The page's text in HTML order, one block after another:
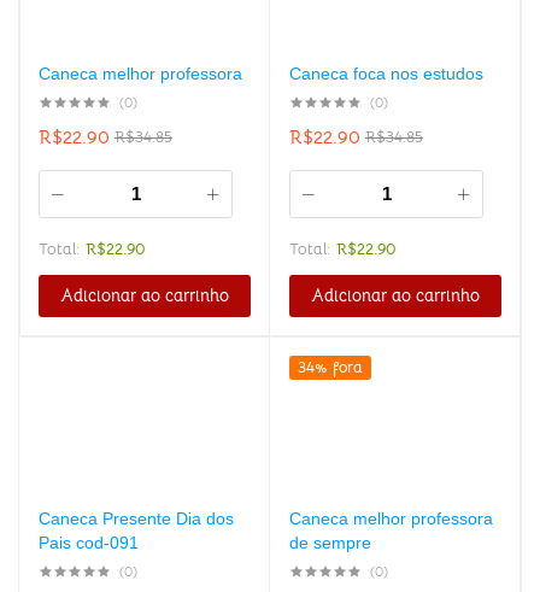
Caneca melhor professora
(0)
R$34.85
R$22.90
Total: R$22.90
Adicionar ao carrinho
Caneca foca nos estudos
(0)
R$34.85
R$22.90
Total: R$22.90
Adicionar ao carrinho
Caneca Presente Dia dos
Pais cod-091
(0)
34% fora
Caneca melhor professora
de sempre
(0)